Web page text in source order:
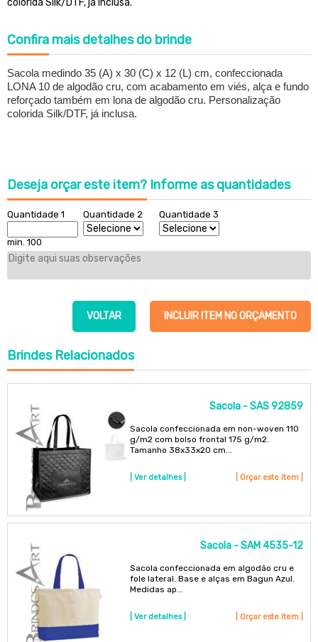
colorida Silk/DTF, já inclusa.
Confira mais detalhes do brinde
Sacola medindo 35 (A) x 30 (C) x 12 (L) cm, confeccionada
LONA 10 de algodão cru, com acabamento em viés, alça e fundo
reforçado também em lona de algodão cru. Personalização
colorida Silk/DTF, já inclusa.
Deseja orçar este item? Informe as quantidades
Quantidade 1
min. 100
Quantidade 2 Quantidade 3
INCLUIR ITEM NO ORÇAMENTO
VOLTAR
BrindesRelacionados
Sacola - SAS 92859
Sacola confeccionada em non-woven 110
g/m2 com bolso frontal 175 g/m2.
Tamanho 38x33x20 cm...
| Ver detalhes | | Orçar este item |
Sacola - SAM 4535-12
Sacola confeccionada em algodão cru e
fole lateral. Base e alças em Bagun Azul.
Medidas ap...
| Ver detalhes | | Orçar este item |